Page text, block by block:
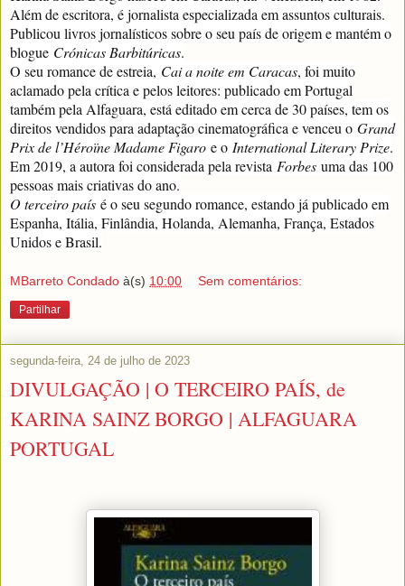
Além de escritora, é jornalista especializada em assuntos culturais.
Publicou livros jornalísticos sobre o seu país de origem e mantém o
blogue Crónicas Barbitúricas.
O seu romance de estreia, Cai a noite em Caracas, foi muito
aclamado pela crítica e pelos leitores: publicado em Portugal
também pela Alfaguara, está editado em cerca de 30 países, tem os
direitos vendidos para adaptação cinematográfica e venceu o Grand
Prix de l’Héroïne Madame Figaro e o International Literary Prize.
Em 2019, a autora foi considerada pela revista Forbes uma das 100
pessoas mais criativas do ano.
O terceiro país é o seu segundo romance, estando já publicado em
Espanha, Itália, Finlândia, Holanda, Alemanha, França, Estados
Unidos e Brasil.
MBarreto Condado à(s) 10:00 Sem comentários:
Partilhar
segunda-feira, 24 de julho de 2023
DIVULGAÇÃO | O TERCEIRO PAÍS, de
KARINA SAINZ BORGO | ALFAGUARA
PORTUGAL